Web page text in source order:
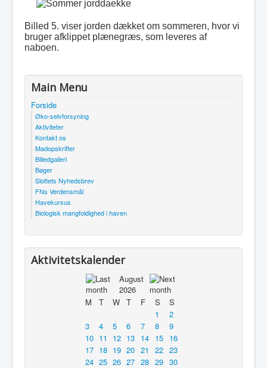
Billed 5. viser jorden dækket om sommeren, hvor vi
bruger afklippet plænegræs, som leveres af
naboen.
Main Menu
Forside
Øko-selvforsyning
Aktiviteter
Kontakt os
Madopskrifter
Billedgalleri
Bøger
Slottets Nyhedsbrev
FNs Verdensmål
Havekursus
Biologisk mangfoldighed i haven
Aktivitetskalender
August
2026
M
T W T F S
S
1
2
3
4 5 6 7 8
9
10 11 12 13 14 15
16
17 18 19 20 21 22 23
24 25 26 27 28 29 30